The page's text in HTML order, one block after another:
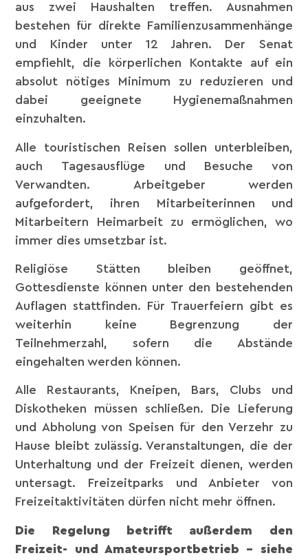
aus zwei Haushalten treffen. Ausnahmen
bestehen für direkte Familienzusammenhänge
und Kinder unter 12 Jahren. Der Senat
empfiehlt, die körperlichen Kontakte auf ein
absolut nötiges Minimum zu reduzieren und
dabei geeignete Hygienemaßnahmen
einzuhalten.
Alle touristischen Reisen sollen unterbleiben,
auch Tagesausflüge und Besuche von
Verwandten. Arbeitgeber werden
aufgefordert, ihren Mitarbeiterinnen und
Mitarbeitern Heimarbeit zu ermöglichen, wo
immer dies umsetzbar ist.
Religiöse Stätten bleiben geöffnet,
Gottesdienste können unter den bestehenden
Auflagen stattfinden. Für Trauerfeiern gibt es
weiterhin keine Begrenzung der
Teilnehmerzahl, sofern die Abstände
eingehalten werden können.
Alle Restaurants, Kneipen, Bars, Clubs und
Diskotheken müssen schließen. Die Lieferung
und Abholung von Speisen für den Verzehr zu
Hause bleibt zulässig. Veranstaltungen, die der
Unterhaltung und der Freizeit dienen, werden
untersagt. Freizeitparks und Anbieter von
Freizeitaktivitäten dürfen nicht mehr öffnen.
Die Regelung betrifft außerdem den
Freizeit- und Amateursportbetrieb – siehe